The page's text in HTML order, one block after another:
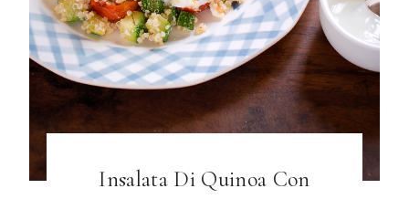
Insalata Di Quinoa Con